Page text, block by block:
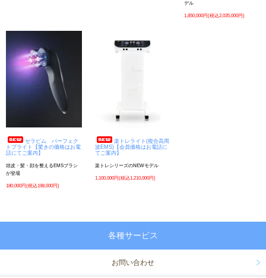
デル
1,850,000円(税込2,035,000円)
セラピム パーフェク
トブライト【驚きの価格はお電
話にてご案内】
頭皮・髪・顔を整えるEMSブラシ
が登場
180,000円(税込198,000円)
楽トレライト(複合高周
波EMS)【会員価格はお電話に
てご案内】
楽トレシリーズのNEWモデル
1,100,000円(税込1,210,000円)
各種サービス
お問い合わせ